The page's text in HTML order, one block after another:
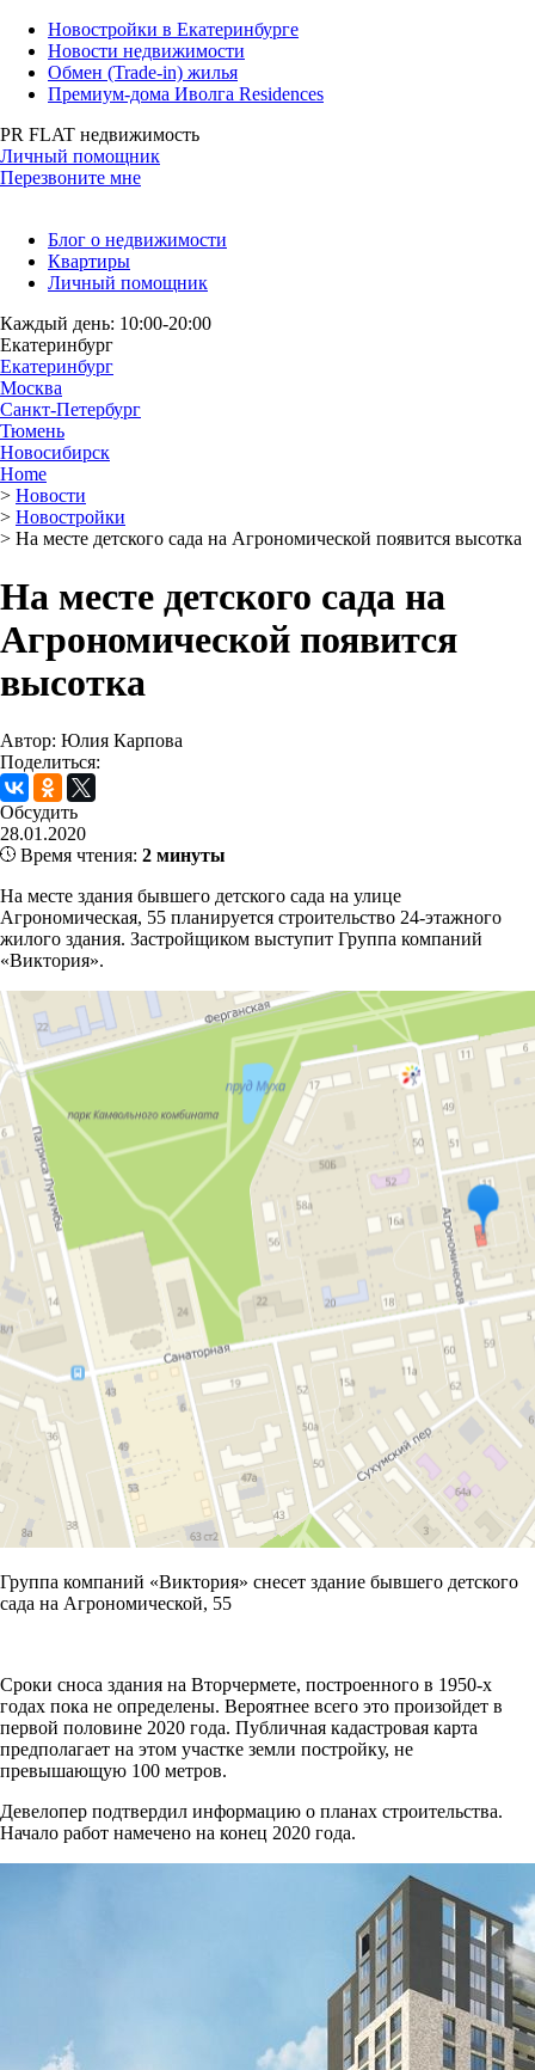
Новостройки в Екатеринбурге
Новости недвижимости
Обмен (Trade-in) жилья
Премиум-дома Иволга Residences
PR FLAT недвижимость
Личный помощник
Перезвоните мне
Блог о недвижимости
Квартиры
Личный помощник
Каждый день: 10:00-20:00
Екатеринбург
Екатеринбург
Москва
Санкт-Петербург
Тюмень
Новосибирск
Home
> Новости
> Новостройки
> На месте детского сада на Агрономической появится высотка
На месте детского сада на
Агрономической появится
высотка
Автор: Юлия Карпова
Поделиться:
Обсудить
28.01.2020
Время чтения: 2 минуты
На месте здания бывшего детского сада на улице
Агрономическая, 55 планируется строительство 24-этажного
жилого здания. Застройщиком выступит Группа компаний
«Виктория».
Группа компаний «Виктория» снесет здание бывшего детского
сада на Агрономической, 55
Сроки сноса здания на Вторчермете, построенного в 1950-х
годах пока не определены. Вероятнее всего это произойдет в
первой половине 2020 года. Публичная кадастровая карта
предполагает на этом участке земли постройку, не
превышающую 100 метров.
Девелопер подтвердил информацию о планах строительства.
Начало работ намечено на конец 2020 года.